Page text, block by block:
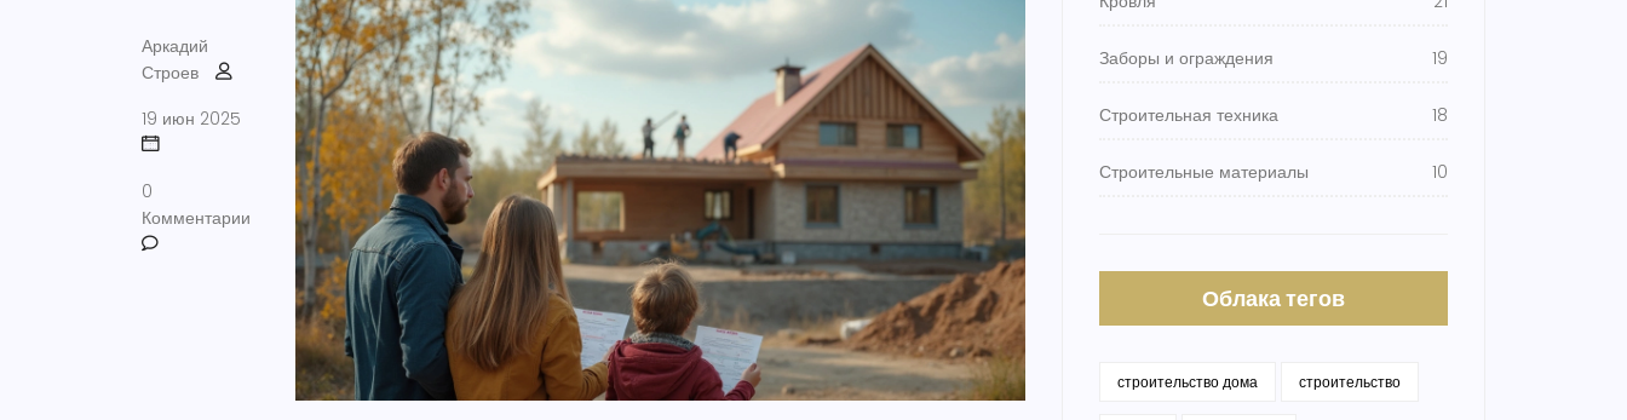
Аркадий
Строев
19 июн 2025
0
Комментарии
Заборы и ограждения 19
Строительная техника 18
Строительные материалы 10
Облака тегов
строительство дома строительство